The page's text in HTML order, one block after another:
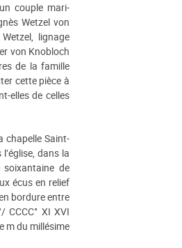
couple mari-
Wetzel von
lignage
von Knobloch
de la famille
cette pièce à
elles de celles
chapelle Saint-
dans la
de
écus en relief
bordure entre
CCCC° XI XVI
m du millésime